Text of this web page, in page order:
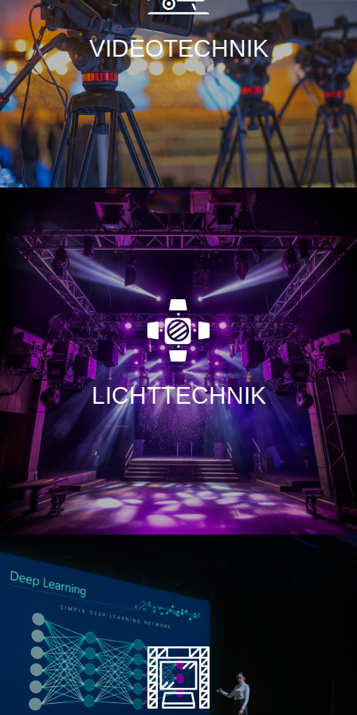
VIDEOTECHNIK
erstklassige Übertragungstechnik, wie hochwertige
Kameratechnik und LED-Wände. Das komplette
Portfolio bekommen Sie bei uns aus einer Hand.
LICHTTECHNIK
Licht weckt Emotionen und muss seinem
Einsatzzweck entsprechend abgestimmt sein. Wir
wissen welche Ausleuchtung für ein Streaming-
Event, ein Konzert oder Großveranstaltung passend
ist.
Wir finden für Ihr Anliegen eine unkomplizierte
Lösung - egal ob Sonderbau oder Großbühne.